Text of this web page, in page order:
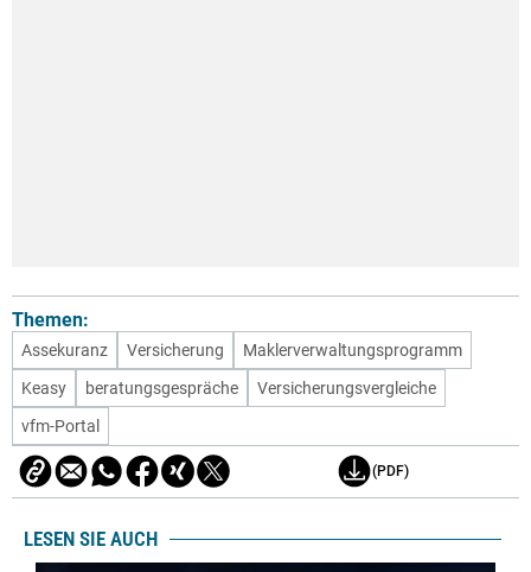
Themen:
Assekuranz Versicherung
Maklerverwaltungsprogramm
Keasy
beratungsgespräche
Versicherungsvergleiche
vfm-Portal
(PDF)
LESEN SIE AUCH